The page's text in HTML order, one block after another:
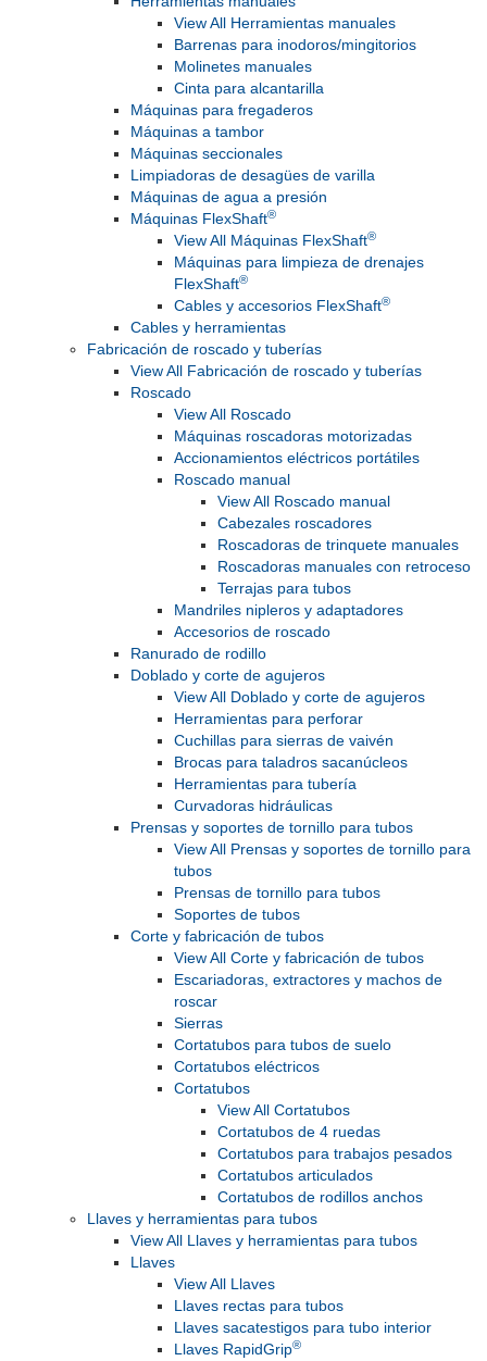
View All Herramientas manuales
Barrenas para inodoros/mingitorios
Molinetes manuales
Cinta para alcantarilla
Máquinas para fregaderos
Máquinas a tambor
Máquinas seccionales
Limpiadoras de desagües de varilla
Máquinas de agua a presión
Máquinas FlexShaft®
View All Máquinas FlexShaft®
Máquinas para limpieza de drenajes
FlexShaft®
Cables y accesorios FlexShaft®
Cables y herramientas
Fabricación de roscado y tuberías
View All Fabricación de roscado y tuberías
Roscado
View All Roscado
Máquinas roscadoras motorizadas
Accionamientos eléctricos portátiles
Roscado manual
View All Roscado manual
Cabezales roscadores
Roscadoras de trinquete manuales
Roscadoras manuales con retroceso
Terrajas para tubos
Mandriles nipleros y adaptadores
Accesorios de roscado
Ranurado de rodillo
Doblado y corte de agujeros
View All Doblado y corte de agujeros
Herramientas para perforar
Cuchillas para sierras de vaivén
Brocas para taladros sacanúcleos
Herramientas para tubería
Curvadoras hidráulicas
Prensas y soportes de tornillo para tubos
View All Prensas y soportes de tornillo para
tubos
Prensas de tornillo para tubos
Soportes de tubos
Corte y fabricación de tubos
View All Corte y fabricación de tubos
Escariadoras, extractores y machos de
roscar
Sierras
Cortatubos para tubos de suelo
Cortatubos eléctricos
Cortatubos
View All Cortatubos
Cortatubos de 4 ruedas
Cortatubos para trabajos pesados
Cortatubos articulados
Cortatubos de rodillos anchos
Llaves y herramientas para tubos
View All Llaves y herramientas para tubos
Llaves
View All Llaves
Llaves rectas para tubos
Llaves sacatestigos para tubo interior
Llaves RapidGrip®